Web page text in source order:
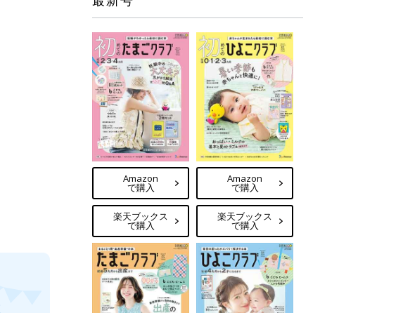
Amazon
で購入
楽天ブックス
で購入
Amazon
で購入
楽天ブックス
で購入